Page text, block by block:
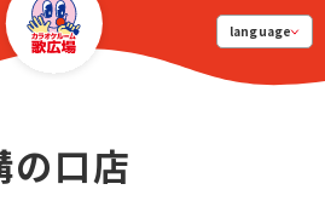
language
の口店